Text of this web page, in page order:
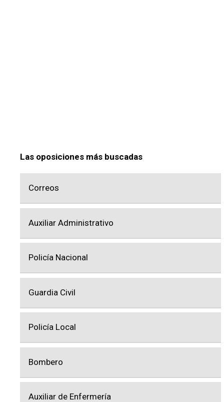
Las oposiciones más buscadas
Correos
Auxiliar Administrativo
Policía Nacional
Guardia Civil
Policía Local
Bombero
Auxiliar de Enfermería